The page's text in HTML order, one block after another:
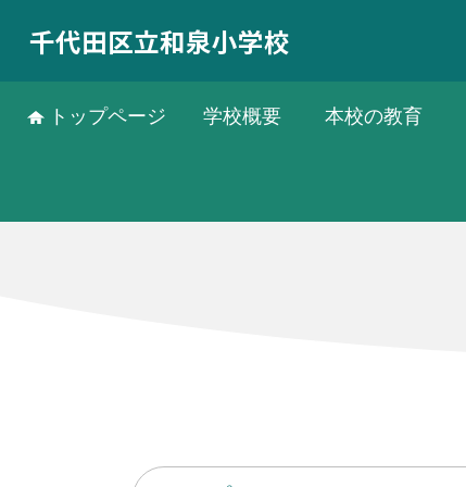
千代田区立和泉小学校
トップページ 学校概要 本校の教育